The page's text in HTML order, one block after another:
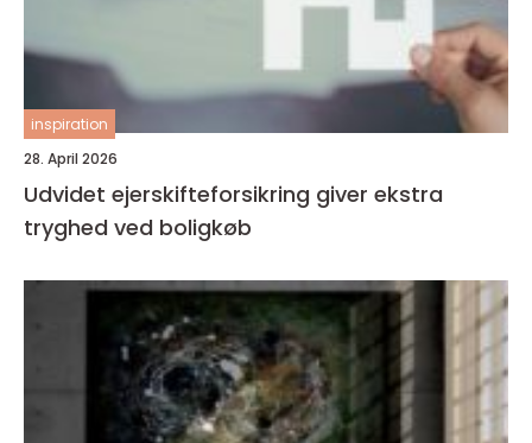
inspiration
28. April 2026
Udvidet ejerskifteforsikring giver ekstra
tryghed ved boligkøb